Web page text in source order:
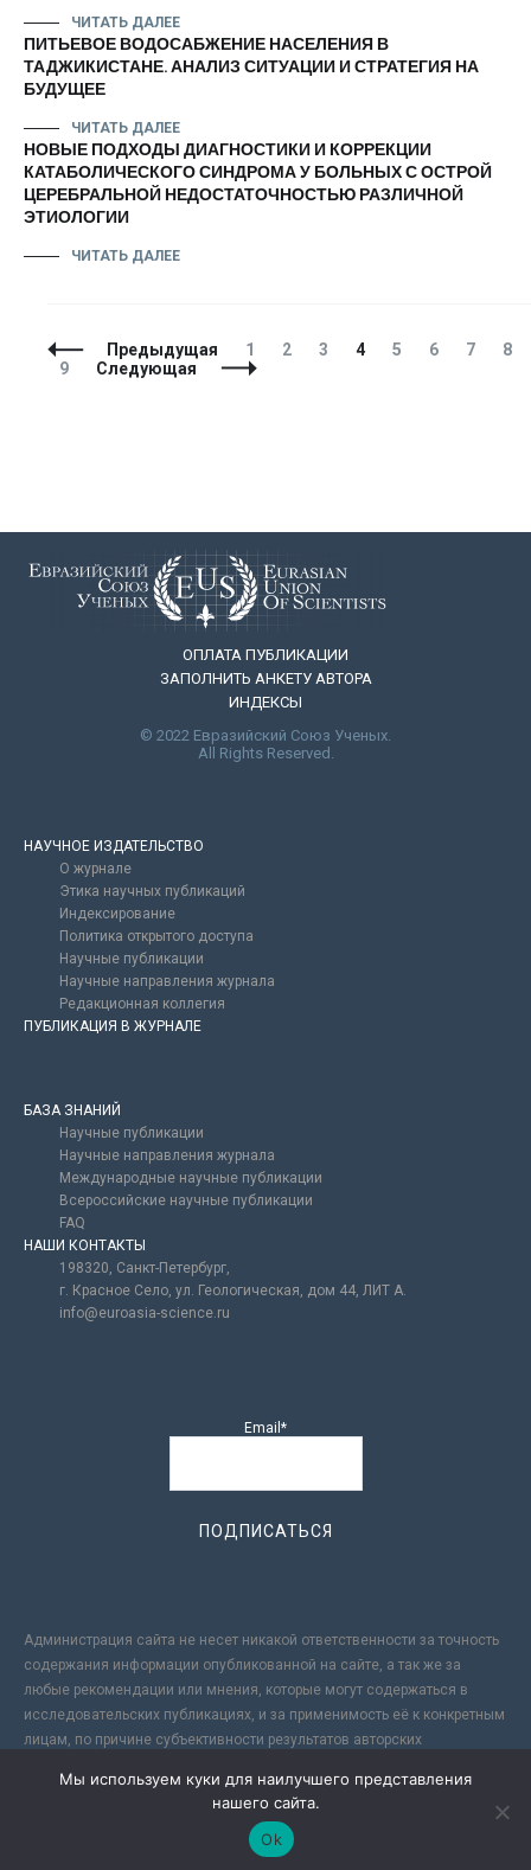
ЧИТАТЬ ДАЛЕЕ
ПИТЬЕВОЕ ВОДОСАБЖЕНИЕ НАСЕЛЕНИЯ В
ТАДЖИКИСТАНЕ. АНАЛИЗ СИТУАЦИИ И СТРАТЕГИЯ НА
БУДУЩЕЕ
ЧИТАТЬ ДАЛЕЕ
НОВЫЕ ПОДХОДЫ ДИАГНОСТИКИ И КОРРЕКЦИИ
КАТАБОЛИЧЕСКОГО СИНДРОМА У БОЛЬНЫХ С ОСТРОЙ
ЦЕРЕБРАЛЬНОЙ НЕДОСТАТОЧНОСТЬЮ РАЗЛИЧНОЙ
ЭТИОЛОГИИ
ЧИТАТЬ ДАЛЕЕ
Навигация
по
Предыдущая Страница
1 Страница
2 Страница
3 Страница
4 Страница
5 Страница
6 7
8
Страница
9 Следующая
ОПЛАТА ПУБЛИКАЦИИ
ЗАПОЛНИТЬ АНКЕТУ АВТОРА
ИНДЕКСЫ
© 2022 Евразийский Союз Ученых.
All Rights Reserved.
НАУЧНОЕ ИЗДАТЕЛЬСТВО
О журнале
Этика научных публикаций
Индексирование
Политика открытого доступа
Научные публикации
Научные направления журнала
Редакционная коллегия
ПУБЛИКАЦИЯ В ЖУРНАЛЕ
БАЗА ЗНАНИЙ
Научные публикации
Научные направления журнала
Международные научные публикации
Всероссийские научные публикации
FAQ
НАШИ КОНТАКТЫ
198320, Санкт-Петербург,
г. Красное Село, ул. Геологическая, дом 44, ЛИТ А.
info@euroasia-science.ru
Email*
Администрация сайта не несет никакой ответственности за точность
содержания информации опубликованной на сайте, а так же за
любые рекомендации или мнения, которые могут содержаться в
исследовательских публикациях, и за применимость её к конкретным
лицам, по причине субъективности результатов авторских
полной мере надежной защиты информации, Сайт не несет
Мы используем куки для наилучшего представления
нашего сайта.
Ok